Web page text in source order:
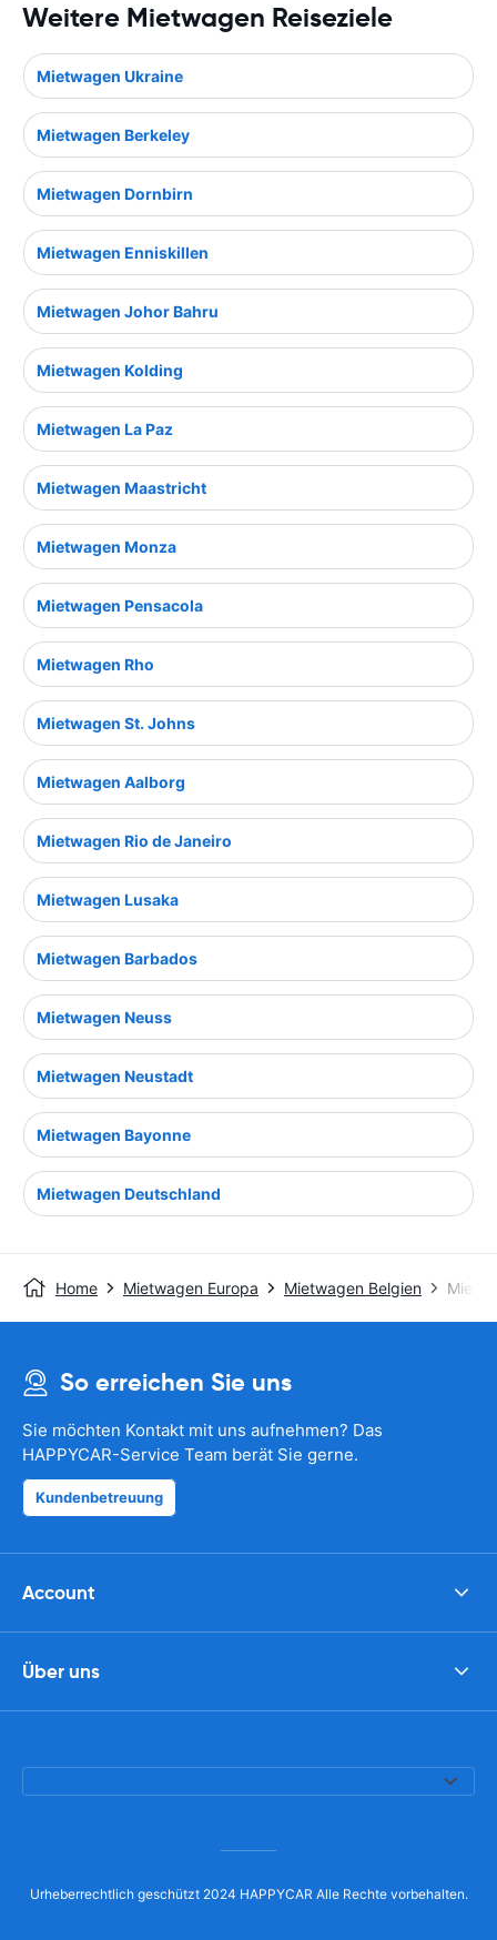
Weitere Mietwagen Reiseziele
Mietwagen Ukraine
Mietwagen Berkeley
Mietwagen Dornbirn
Mietwagen Enniskillen
Mietwagen Johor Bahru
Mietwagen Kolding
Mietwagen La Paz
Mietwagen Maastricht
Mietwagen Monza
Mietwagen Pensacola
Mietwagen Rho
Mietwagen St. Johns
Mietwagen Aalborg
Mietwagen Rio de Janeiro
Mietwagen Lusaka
Mietwagen Barbados
Mietwagen Neuss
Mietwagen Neustadt
Mietwagen Bayonne
Mietwagen Deutschland
Home Mietwagen Europa Mietwagen Belgien
So erreichen Sie uns
Sie möchten Kontakt mit uns aufnehmen? Das
HAPPYCAR-Service Team berät Sie gerne.
Kundenbetreuung
Account
Über uns
Urheberrechtlich geschützt 2024 HAPPYCAR Alle Rechte vorbehalten.